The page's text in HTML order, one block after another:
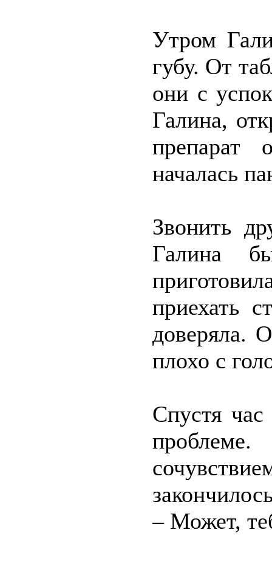
Утром
губу. От
они с
Галина,
началась
Звонить
Галина
приехать
доверяла.
плохо с
Спустя
– Может,